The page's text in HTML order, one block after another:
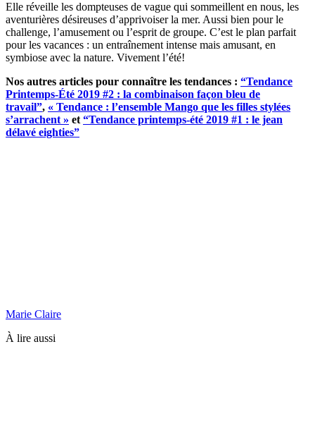
Elle réveille les dompteuses de vague qui sommeillent en nous, les
aventurières désireuses d’apprivoiser la mer. Aussi bien pour le
challenge, l’amusement ou l’esprit de groupe. C’est le plan parfait
pour les vacances : un entraînement intense mais amusant, en
symbiose avec la nature. Vivement l’été!
Nos autres articles pour connaître les tendances : “Tendance
Printemps-Été 2019 #2 : la combinaison façon bleu de
travail”, « Tendance : l’ensemble Mango que les filles stylées
s’arrachent » et“Tendance printemps-été 2019 #1 : le jean
délavé eighties”
Marie Claire
À lire aussi